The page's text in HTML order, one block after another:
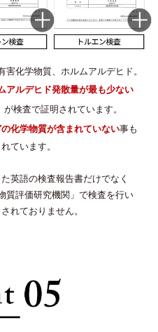
化学物質、ホルムアルデヒド。
アルデヒド発散量が最も少ない
が検査で証明されています。
化学物質が含まれていない事も
ています。
英語の検査報告書だけでなく
質評価研究機関」で検査を行い
れておりません。